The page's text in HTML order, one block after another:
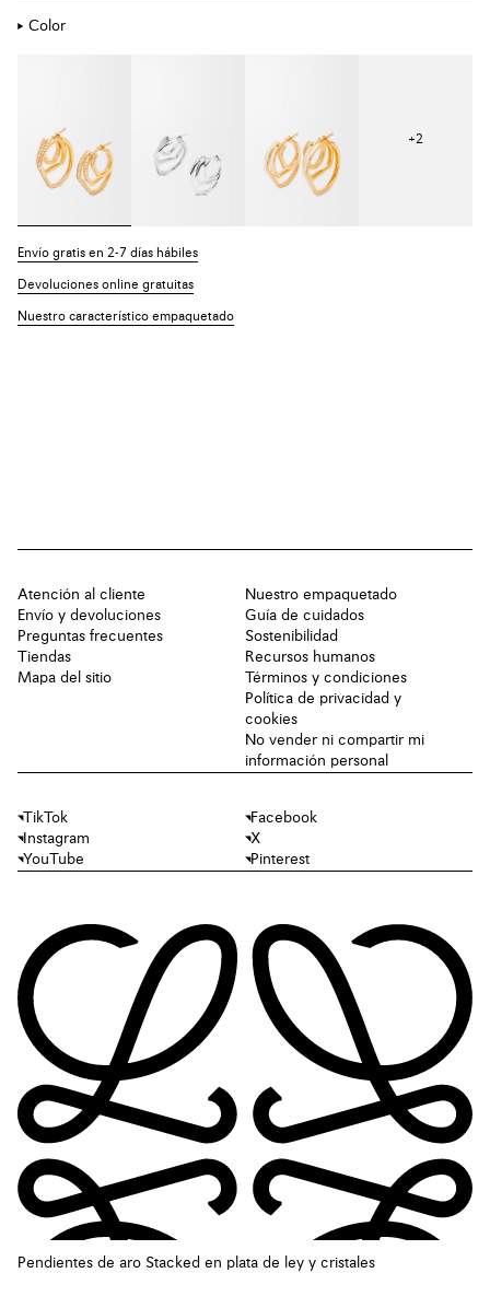
Pendientes de aro Stacked en plata de ley y cristales
Color
+2
Envío gratis en 2-7 días hábiles
Devoluciones online gratuitas
Nuestro característico empaquetado
Atención al cliente
Envío y devoluciones
Preguntas frecuentes
Tiendas
Mapa del sitio
Nuestro empaquetado
Guía de cuidados
Sostenibilidad
Recursos humanos
Términos y condiciones
Política de privacidad y
cookies
No vender ni compartir mi
información personal
TikTok
Facebook
Instagram
X
YouTube
Pinterest